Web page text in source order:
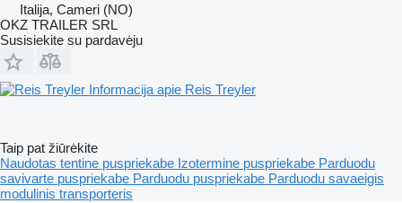
Italija, Cameri (NO)
OKZ TRAILER SRL
Susisiekite su pardavėju
Informacija apie Reis Treyler
Taip pat žiūrėkite
Naudotas tentine puspriekabe Izotermine puspriekabe Parduodu
savivarte puspriekabe Parduodu puspriekabe Parduodu savaeigis
modulinis transporteris